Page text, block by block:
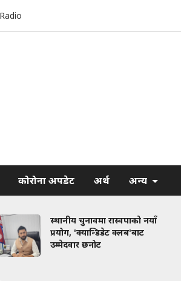
कोरोना अपडेट अर्थ अन्य
स्थानीय चुनावमा रास्वपाको नयाँ
प्रयोग, 'क्यान्डिडेट क्लब'बाट
उम्मेदवार छनोट